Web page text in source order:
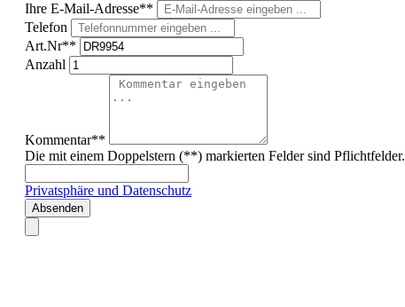
Ihre E-Mail-Adresse**
Telefon
Art.Nr**
Anzahl
Kommentar**
Die mit einem Doppelstern (**) markierten Felder sind Pflichtfelder.
Privatsphäre und Datenschutz
Absenden